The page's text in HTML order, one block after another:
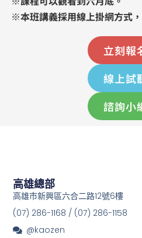
※本班講義採用線上掛網方式
立刻報
線上試
諮詢小
高雄總部
高雄市新興區六合二路12號6樓
(07) 286-1168 / (07) 286-1158
@kaozen